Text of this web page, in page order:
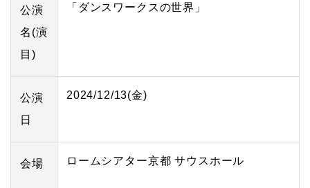
公演
名(演
目)
「ダンスワークスの世界」
公演
日
2024/12/13(金)
会場 ロームシアター京都 サウスホール